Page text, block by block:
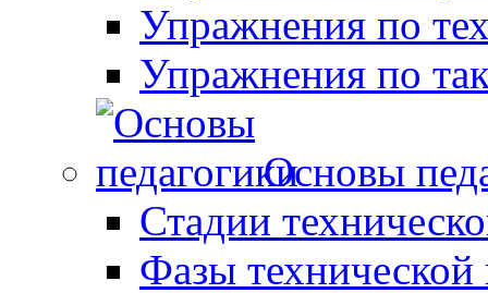
Упражнения по
Упражнения по
Основы
Стадии
Фазы технической